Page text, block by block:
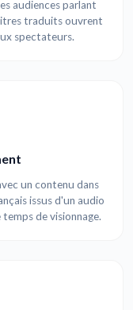
audiences parlant
traduits ouvrent
spectateurs.
un contenu dans
issus d'un audio
de visionnage.